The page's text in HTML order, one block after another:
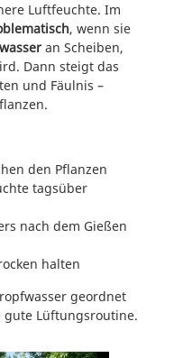
Luftfeuchte. Im
, wenn sie
an Scheiben,
Dann steigt das
und Fäulnis –
den Pflanzen
tagsüber
nach dem Gießen
halten
geordnet
gute Lüftungsroutine.